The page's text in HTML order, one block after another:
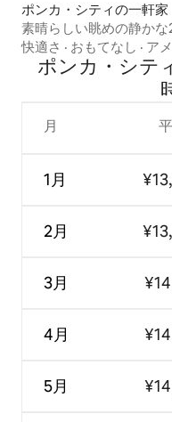
ポンカ・シティの一軒家
素晴らしい眺めの静か
でご宿泊可能
快適さ · おもてなし · ア
ポンカ・シテ
月
1月
2月
3月
4月
5月